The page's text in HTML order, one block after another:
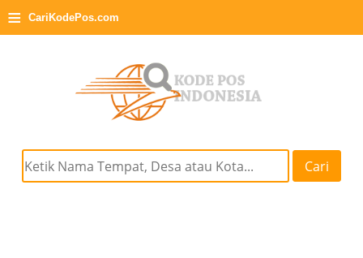
≡ CariKodePos.com
Cari